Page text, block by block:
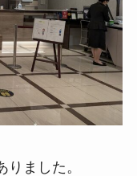
ました。